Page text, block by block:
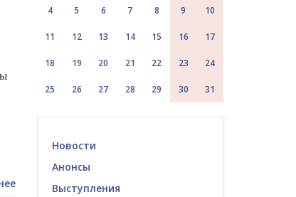
4 5 6 7 8 9 10
11 12 13 14 15 16 17
18 19 20 21 22 23 24
25 26 27 28 29 30 31
Новости
Анонсы
Выступления